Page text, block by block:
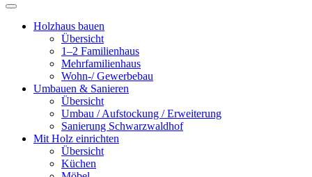
Holzhaus bauen
Übersicht
1–2 Familienhaus
Mehrfamilienhaus
Wohn-/ Gewerbebau
Umbauen & Sanieren
Übersicht
Umbau / Aufstockung / Erweiterung
Sanierung Schwarzwaldhof
Mit Holz einrichten
Übersicht
Küchen